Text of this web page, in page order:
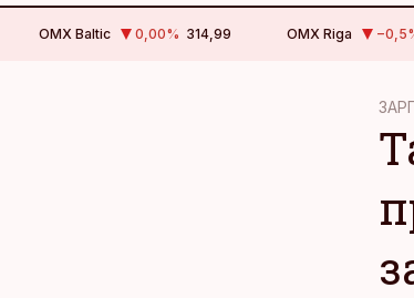
OMX Baltic 0,00% 314,99 OMX Riga −0,5